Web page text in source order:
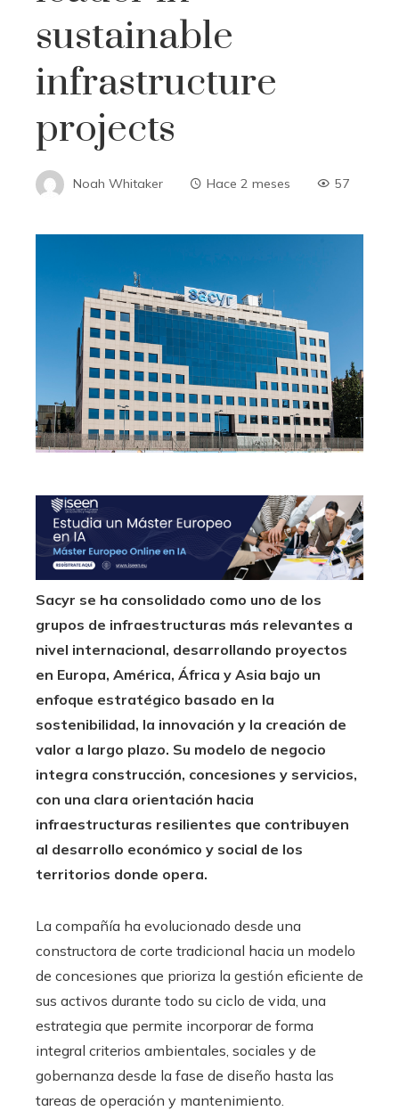
sustainable
infrastructure
projects
Noah Whitaker Hace 2 meses 57
Sacyr se ha consolidado como uno de los
grupos de infraestructuras más relevantes a
nivel internacional, desarrollando proyectos
en Europa, América, África y Asia bajo un
enfoque estratégico basado en la
sostenibilidad, la innovación y la creación de
valor a largo plazo. Su modelo de negocio
integra construcción, concesiones y servicios,
con una clara orientación hacia
infraestructuras resilientes que contribuyen
al desarrollo económico y social de los
territorios donde opera.
La compañía ha evolucionado desde una
constructora de corte tradicional hacia un modelo
de concesiones que prioriza la gestión eficiente de
sus activos durante todo su ciclo de vida, una
estrategia que permite incorporar de forma
integral criterios ambientales, sociales y de
gobernanza desde la fase de diseño hasta las
tareas de operación y mantenimiento.